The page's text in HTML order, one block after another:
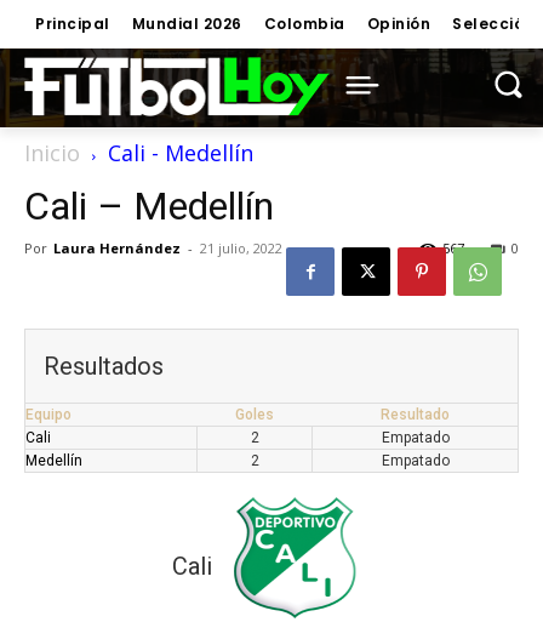
Principal Mundial 2026 Colombia Opinión Selección
Inicio Cali - Medellín
Cali – Medellín
Por Laura Hernández - 21 julio, 2022 0
567
Resultados
Equipo Goles
Resultado
Cali
2
Empatado
Medellín
2 Empatado
Cali